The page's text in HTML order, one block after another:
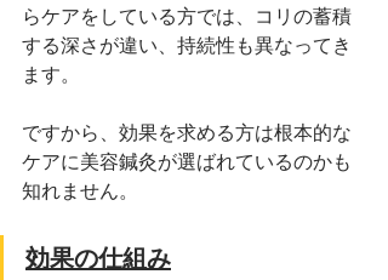
らケアをしている方では、コリの蓄積
する深さが違い、持続性も異なってき
ます。
ですから、効果を求める方は根本的な
ケアに美容鍼灸が選ばれているのかも
知れません。
効果の仕組み